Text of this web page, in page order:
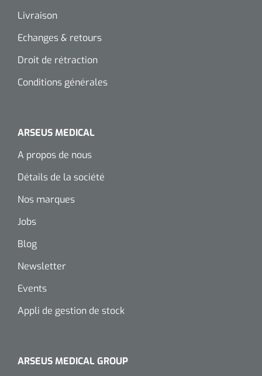
Livraison
Echanges & retours
Droit de rétraction
Conditions générales
ARSEUS MEDICAL
A propos de nous
Détails de la société
Nos marques
Jobs
Blog
Newsletter
Events
Appli de gestion de stock
ARSEUS MEDICAL GROUP